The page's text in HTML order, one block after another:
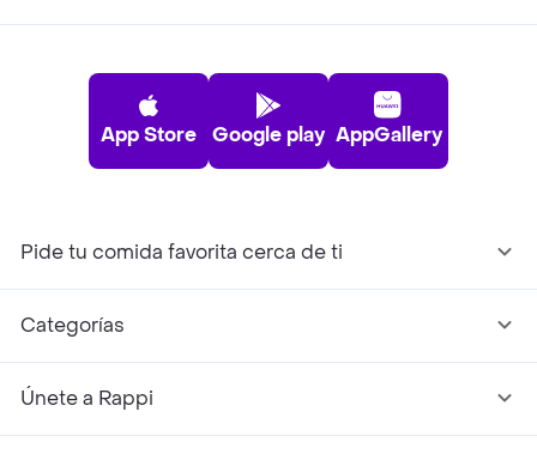
App Store Google play AppGallery
Pide tu comida favorita cerca de ti
Categorías
Únete a Rappi